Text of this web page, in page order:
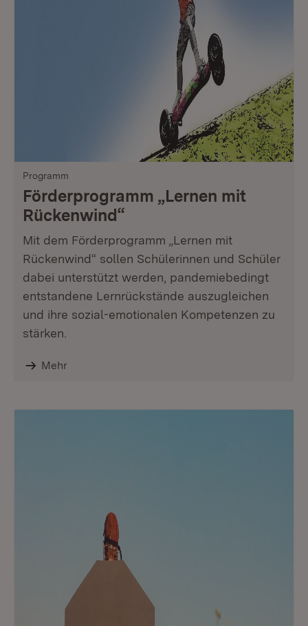
Programm
Förderprogramm „Lernen mit
Rückenwind“
Mit dem Förderprogramm „Lernen mit
Rückenwind“ sollen Schülerinnen und Schüler
dabei unterstützt werden, pandemiebedingt
entstandene Lernrückstände auszugleichen
und ihre sozial-emotionalen Kompetenzen zu
stärken.
Mehr